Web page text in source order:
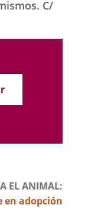
C/
EL ANIMAL
en adopción